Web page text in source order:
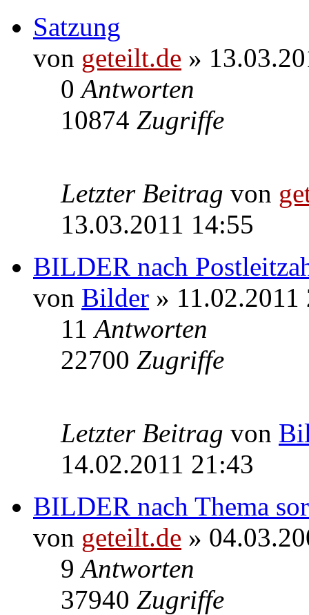
Satzung
von geteilt.de »
0Antworten
10874 Zugriffe
Letzter Beitrag von
13.03.2011 14:55
BILDER nach
von Bilder » 11.02.2011
11Antworten
22700 Zugriffe
Letzter Beitrag von
14.02.2011 21:43
BILDER nach Thema
von geteilt.de »
9Antworten
37940 Zugriffe